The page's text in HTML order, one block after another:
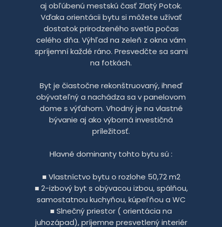
aj obľúbenú mestskú časť Zlatý Potok.
Vďaka orientácii bytu si môžete užívať
dostatok prirodzeného svetla počas
celého dňa. Výhľad na zeleň z okna vám
spríjemní každé ráno. Presvedčte sa sami
na fotkách.
Byt je čiastočne rekonštruovaný, ihneď
obývateľný a nachádza sa v panelovom
dome s výťahom. Vhodný je na vlastné
bývanie aj ako výborná investičná
príležitosť.
Hlavné dominanty tohto bytu sú :
■ Vlastníctvo bytu o rozlohe 50,72 m2
■ 2-izbový byt s obývacou izbou, spálňou,
samostatnou kuchyňou, kúpeľňou a WC
■ Slnečný priestor ( orientácia na
juhozápad), príjemne presvetlený interiér